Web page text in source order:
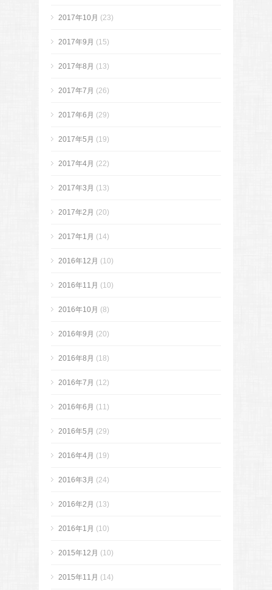
2017年10月 (23)
2017年9月 (15)
2017年8月 (13)
2017年7月 (26)
2017年6月 (29)
2017年5月 (19)
2017年4月 (22)
2017年3月 (13)
2017年2月 (20)
2017年1月 (14)
2016年12月 (10)
2016年11月 (10)
2016年10月 (8)
2016年9月 (20)
2016年8月 (18)
2016年7月 (12)
2016年6月 (11)
2016年5月 (29)
2016年4月 (19)
2016年3月 (24)
2016年2月 (13)
2016年1月 (10)
2015年12月 (10)
2015年11月 (14)